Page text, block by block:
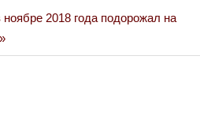
ноябре 2018 года подорожал на